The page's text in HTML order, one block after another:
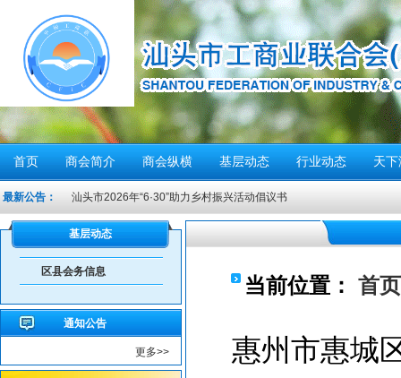
首页 商会简介 商会纵横 基层动态 行业动态 天
最新公告：
汕头市2026年“6·30”助力乡村振兴活动倡议书
【人民防空宣传周】如何辨别防空警报？我们应该...
6月21日10时15分，汕头将实施防空警报试鸣！
汕头发布2026年6月份重点行业领域安全风险提示
重要提醒！中国公民近期避免前往日本
共建绿美汕头，共享生态家园——致全市企业家的...
重要提醒！在伊朗中国公民尽快撤离
密切关注超强台风“桦加沙”，注意防范
基层动态
区县会务信息
通知公告
更多>>
当前位置： 首页
惠州市惠城